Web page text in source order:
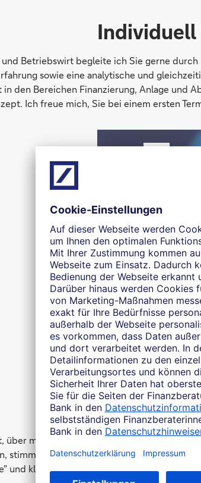
Betriebswirt begleite ich Sie gerne
sowie eine analytische und
den Bereichen Finanzierung, Anlage und
Ich freue mich, Sie bei einem ersten
Das sagen
über mich auf der Bewertungsplattform
stimmen Sie der Nutzung des Services
und klicken anschließend auf "Auswahl